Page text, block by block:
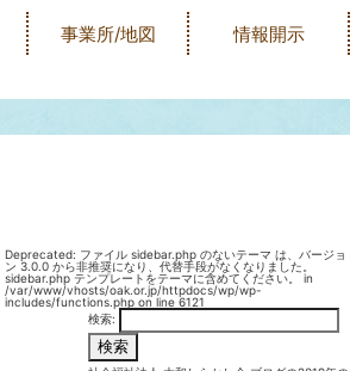
事業所/地図 情報開示
Deprecated: ファイル sidebar.php のないテーマ は、バージョ
ン 3.0.0 から非推奨になり、代替手段がなくなりました。
sidebar.php テンプレートをテーマに含めてください。 in
/var/www/vhosts/oak.or.jp/httpdocs/wp/wp-
includes/functions.php on line 6121
検索: